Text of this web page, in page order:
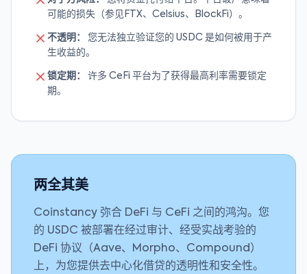
可能的损失（参见FTX、Celsius、BlockFi）。
不透明：
您无法独立验证您的 USDC 是如何被用于产
生收益的。
锁定期：
许多 CeFi 平台为了获得最高利率需要锁定
期。
两全其美
Coinstancy 弥合 DeFi 与 CeFi 之间的鸿沟。您
的 USDC 被部署在经过审计、经受实战考验的
DeFi 协议（Aave、Morpho、Compound）
上，为您提供去中心化借贷的透明性和安全性。